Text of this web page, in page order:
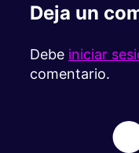
Deja un
Debe iniciar
comentario.